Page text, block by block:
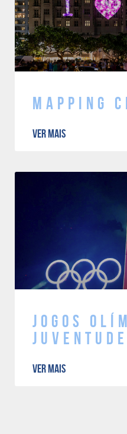
Mapping
VER MAIS
Jogos
Juventude
VER MAIS